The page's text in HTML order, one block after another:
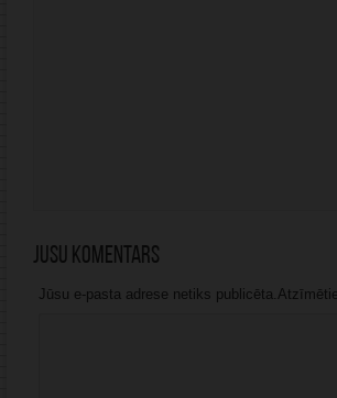
Jūsu komentārs
Jūsu e-pasta adrese netiks